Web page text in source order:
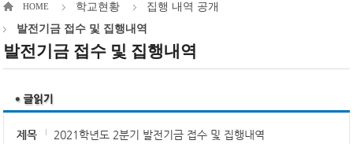
HOME 학교현황
집행 내역 공개
발전기금 접수 및 집행내역
발전기금 접수 및 집행내역
제목 2021학년도 2분기 발전기금 접수 및 집행내역